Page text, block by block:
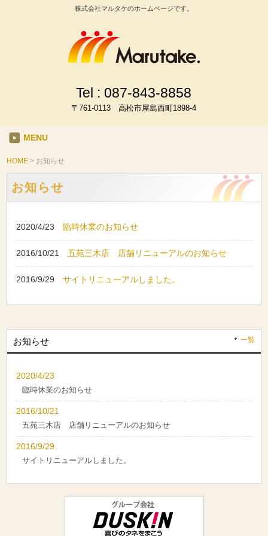
株式会社マルタケのホームページです。
Tel : 087-843-8858
〒761-0113 高松市屋島西町1898-4
MENU
HOME > お知らせ
お知らせ
2020/4/23 臨時休業のお知らせ
2016/10/21 五苑三木店 店舗リニューアルのお知らせ
2016/9/29 サイトリニューアルしました。
お知らせ 一覧
2020/4/23
臨時休業のお知らせ
2016/10/21
五苑三木店 店舗リニューアルのお知らせ
2016/9/29
サイトリニューアルしました。